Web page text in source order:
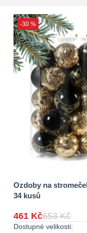
-30 %
Ozdoby na
34 kusů
461 Kč653 Kč
Dostupné velikosti: